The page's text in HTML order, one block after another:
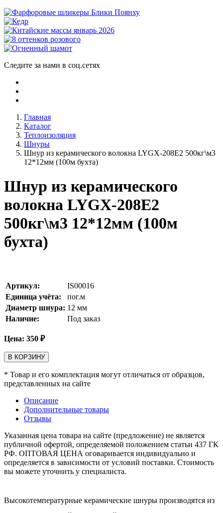
Следите за нами в соц.сетях
Главная
Каталог
Теплоизоляция
Шнуры
Шнур из керамического волокна LYGX-208E2 500кг\м3
12*12мм (100м бухта)
Шнур из керамического
волокна LYGX-208E2
500кг\м3 12*12мм (100м
бухта)
Артикул:
IS00016
Единица учёта:
пог.м
Диаметр шнура: 12 мм
Наличие:
Под заказ
Цена: 350 ₽
В КОРЗИНУ
* Товар и его комплектация могут отличаться от образцов,
представленных на сайте
Описание
Дополнительные товары
Отзывы
Указанная цена товара на сайте (предложение) не является
публичной офертой, определяемой положением статьи 437 ГК
РФ. ОПТОВАЯ ЦЕНА оговаривается индивидуально и
определяется в зависимости от условий поставки. Стоимость
вы можете уточнить у специалиста.
Высокотемпературные керамические шнуры производятся из